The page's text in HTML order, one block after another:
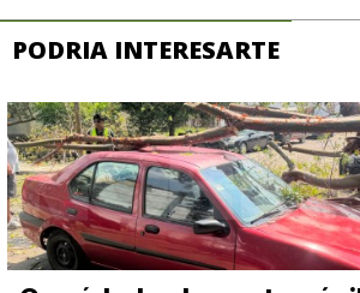
PODRIA INTERESARTE